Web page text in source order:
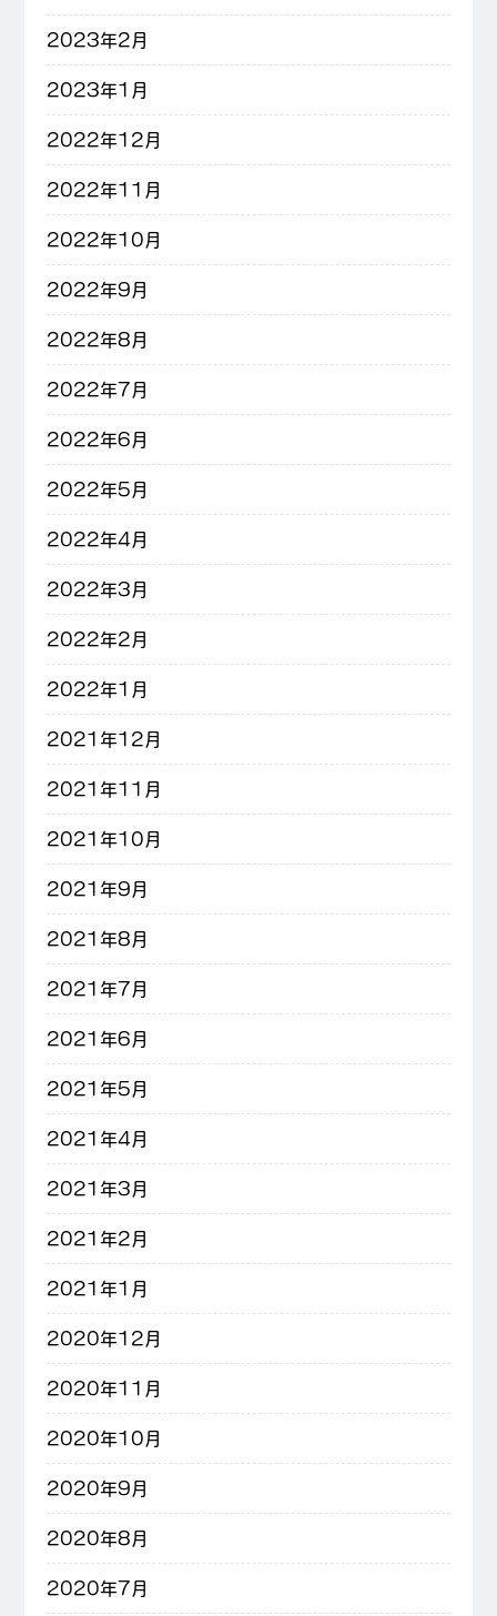
2023年2月
2023年1月
2022年12月
2022年11月
2022年10月
2022年9月
2022年8月
2022年7月
2022年6月
2022年5月
2022年4月
2022年3月
2022年2月
2022年1月
2021年12月
2021年11月
2021年10月
2021年9月
2021年8月
2021年7月
2021年6月
2021年5月
2021年4月
2021年3月
2021年2月
2021年1月
2020年12月
2020年11月
2020年10月
2020年9月
2020年8月
2020年7月